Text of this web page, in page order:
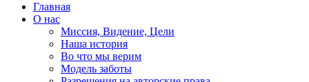
Главная
О нас
Миссия, Видение, Цели
Наша история
Во что мы верим
Модель заботы